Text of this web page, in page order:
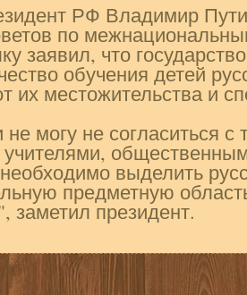
РФ Владимир
по
заявил, что
обучения детей
их местожительства и
не могу не согласиться
выделить
предметную
заметил президент.